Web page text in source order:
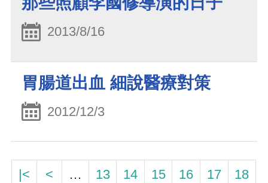
2013/8/16
胃腸道出血 細說醫療對策
2012/12/3
|< < … 13 14 15 16 17
18